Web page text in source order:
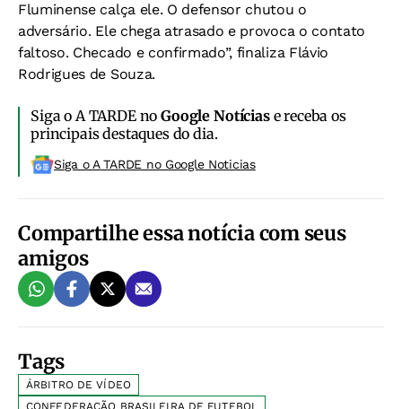
Fluminense calça ele. O defensor chutou o
adversário. Ele chega atrasado e provoca o contato
faltoso. Checado e confirmado”, finaliza Flávio
Rodrigues de Souza.
Siga o A TARDE noGoogle Notíciase receba os
principais destaques do dia.
Siga o A TARDE no Google Noticias
Compartilhe essa notícia com seus
amigos
Tags
ÁRBITRO DE VÍDEO